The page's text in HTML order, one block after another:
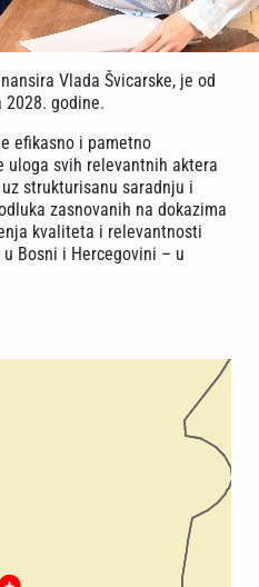
Vlada Švicarske, je od
2028. godine.
efikasno i pametno
uloga svih relevantnih aktera
strukturisanu saradnju i
zasnovanih na dokazima
kvaliteta i relevantnosti
Bosni i Hercegovini – u